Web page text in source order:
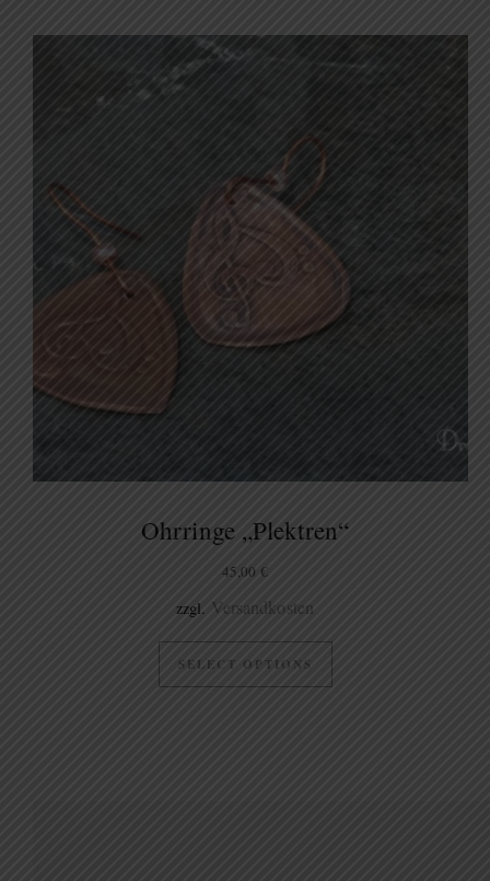
Ohrringe „Plektren“
45,00€
zzgl. Versandkosten
SELECT OPTIONS